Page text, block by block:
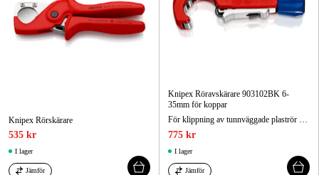
Knipex Rörskärare
535 kr
I lager
Jämför
Knipex Röravskärare 903102BK 6-
35mm för koppar
För klippning av tunnväggade plaströr (till exempel plastpansarrör) och slangar, även textilförstärkta, av plast och gummi upp till 25 mm ytterdiameter
775 kr
I lager
Jämför